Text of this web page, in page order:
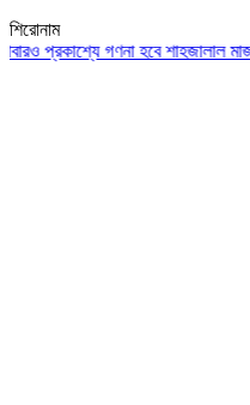
শিরোনাম
গণনা হবে শাহজালাল মাজারের